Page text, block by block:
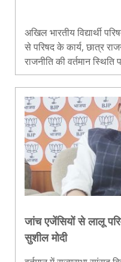
अखिल भारतीय विद्यार्थी
से परिषद के कार्य, छात्र
राजनीति की वर्तमान
विस्तृत बात की। यहां
जांच एजेंसियों से लालू
सुशील मोदी